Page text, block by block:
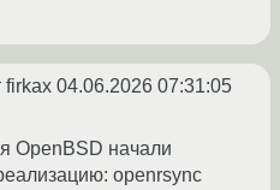
firkax 04.06.2026 07:31:05
OpenBSD начали
openrsync